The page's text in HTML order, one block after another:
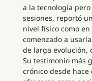
a la tecnología
sesiones, reportó
nivel físico como
comenzado a
de larga evolución,
Su testimonio más
crónico desde